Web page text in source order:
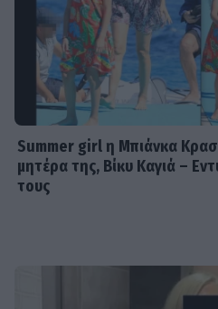
Summer girl η Μπιάνκα
μητέρα της, Βίκυ Καγιά –
τους